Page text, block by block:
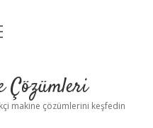
Çözümleri
makine çözümlerini keşfedin